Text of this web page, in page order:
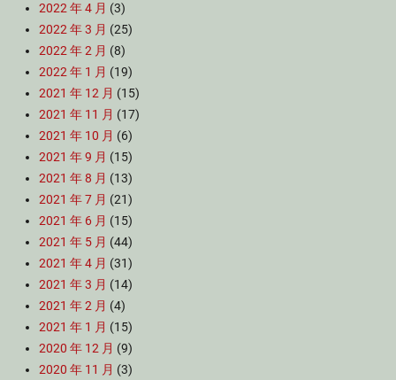
2022 年 4 月 (3)
2022 年 3 月 (25)
2022 年 2 月 (8)
2022 年 1 月 (19)
2021 年 12 月 (15)
2021 年 11 月 (17)
2021 年 10 月 (6)
2021 年 9 月 (15)
2021 年 8 月 (13)
2021 年 7 月 (21)
2021 年 6 月 (15)
2021 年 5 月 (44)
2021 年 4 月 (31)
2021 年 3 月 (14)
2021 年 2 月 (4)
2021 年 1 月 (15)
2020 年 12 月 (9)
2020 年 11 月 (3)